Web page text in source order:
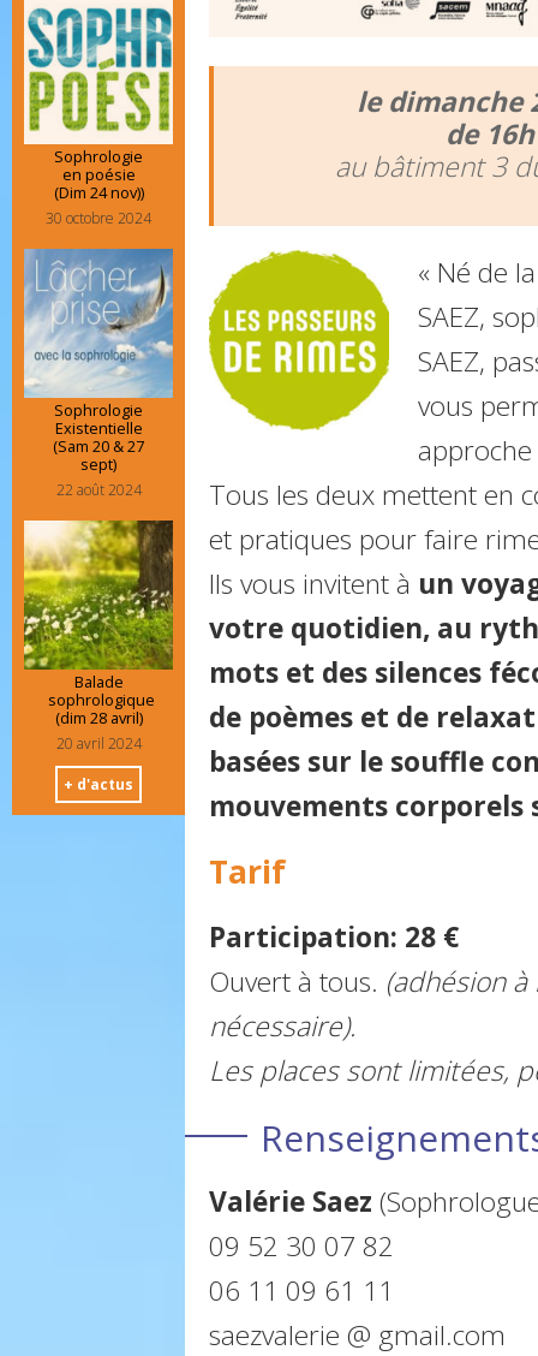
le dimanche
de
au bâtiment 3
« Né de
SAEZ,
SAEZ,
vous
Tous les deux mettent en
et pratiques pour faire
Ils vous invitent à un
votre quotidien, au
mots et des silences
de poèmes et de
basées sur le souffle
mouvements corporels
Tarif
Participation: 28 €
Ouvert à tous. (adhésion à
nécessaire).
Les places sont limitées,
Valérie Saez
09 52 30 07 82
06 11 09 61 11
saezvalerie @ gmail.com
Sophrologie
en poésie
(Dim 24 nov))
30 octobre 2024
Sophrologie
Existentielle
(Sam 20 & 27
sept)
22 août 2024
Balade
sophrologique
(dim 28 avril)
20 avril 2024
+ d'actus